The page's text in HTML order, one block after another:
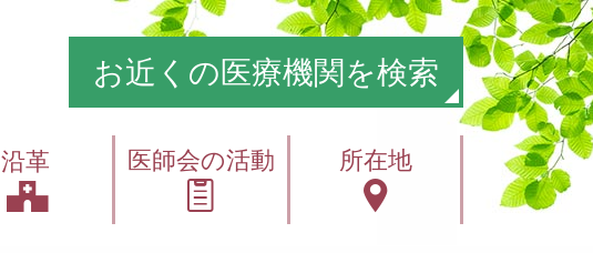
お近くの医療機関を検索
沿革 医師会の活動 所在地